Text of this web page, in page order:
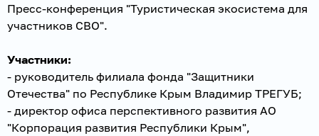
Пресс-конференция "Туристическая экосистема для
участников СВО".
Участники:
- руководитель филиала фонда "Защитники
Отечества" по Республике Крым Владимир ТРЕГУБ;
- директор офиса перспективного развития АО
"Корпорация развития Республики Крым",